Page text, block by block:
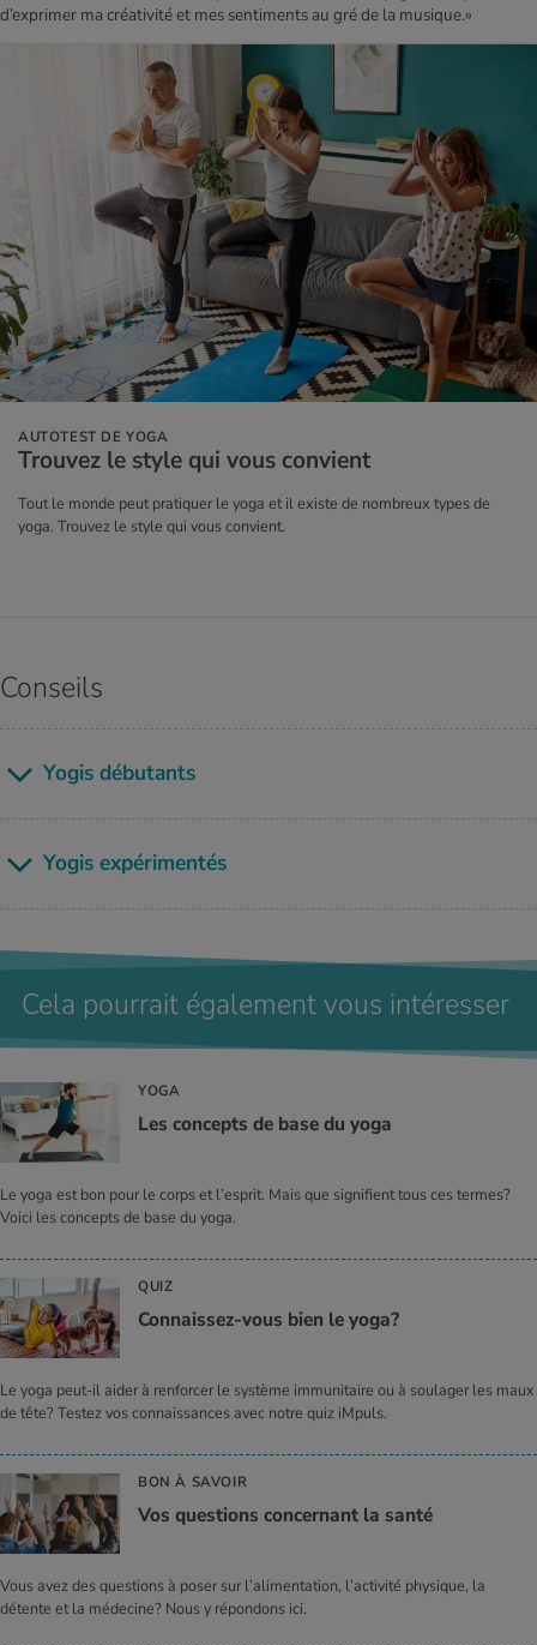
AUTOTEST DE YOGA
Trou­vez le style qui vous convient
Tout le monde peut pratiquer le yoga et il existe de nombreux types de
yoga. Trouvez le style qui vous convient.
d’exprimer ma créativité et mes sentiments au gré de la musique.»
Conseils
Yogis débu­tants
Yogis expé­ri­men­tés
Cela pourrait également vous intéresser
YOGA
Les concepts de base du yoga
Le yoga est bon pour le corps et l’esprit. Mais que signifient tous ces termes?
Voici les concepts de base du yoga.
QUIZ
Connais­sez-vous bien le yoga?
Le yoga peut-il aider à renforcer le système immunitaire ou à soulager les maux
de tête? Testez vos connaissances avec notre quiz iMpuls.
BON À SAVOIR
Vos ques­tions concer­nant la santé
Vous avez des questions à poser sur l’alimentation, l’activité physique, la
détente et la médecine? Nous y répondons ici.